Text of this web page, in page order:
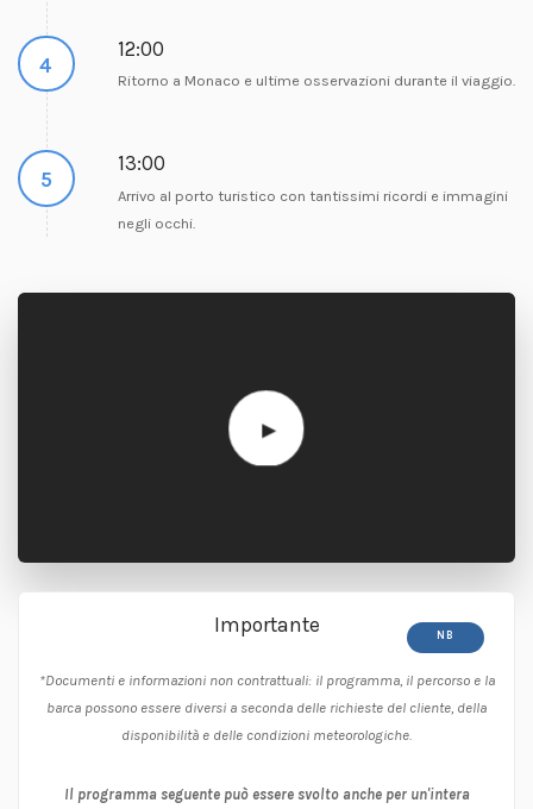
4
12:00
Ritorno a Monaco e ultime osservazioni durante il viaggio.
5
13:00
Arrivo al porto turistico con tantissimi ricordi e immagini
negli occhi.
Importante
*Documenti e informazioni non contrattuali: il programma, il percorso e la
barca possono essere diversi a seconda delle richieste del cliente, della
disponibilità e delle condizioni meteorologiche.
Il programma seguente può essere svolto anche per un'intera
NB